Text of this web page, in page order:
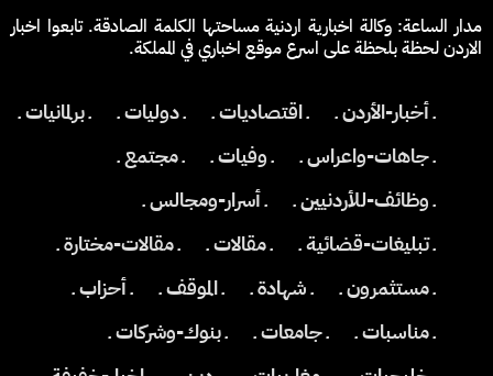
مدار الساعة: وكالة اخبارية اردنية مساحتها الكلمة الصادقة. تابعوا اخبار
الاردن لحظة بلحظة على اسرع موقع اخباري في المملكة.
ـ أخبار-الأردن ـ ـ اقتصاديات ـ ـ دوليات ـ
ـ برلمانيات ـ
ـ جاهات-واعراس ـ
ـ وفيات ـ
ـ مجتمع ـ
ـ وظائف-للأردنيين ـ
ـ أسرار-ومجالس ـ
ـ تبليغات-قضائية ـ
ـ مقالات ـ
ـ مقالات-مختارة ـ
ـ مستثمرون ـ
ـ شهادة ـ ـ الموقف ـ
ـ أحزاب ـ
ـ مناسبات ـ
ـ جامعات ـ
ـ بنوك-وشركات ـ